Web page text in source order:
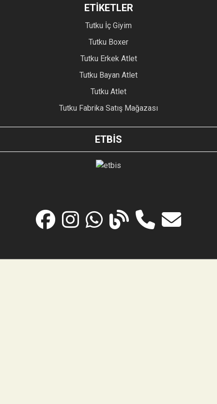
ETİKETLER
Tutku İç Giyim
Tutku Boxer
Tutku Erkek Atlet
Tutku Bayan Atlet
Tutku Atlet
Tutku Fabrika Satış Mağazası
ETBİS